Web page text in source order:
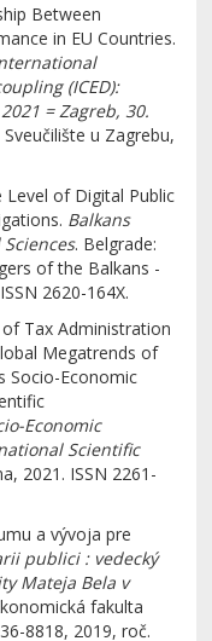
Between
in EU Countries.
(ICED):
= Zagreb, 30.
Sveučilište u Zagrebu,
Level of Digital Public
Balkans
. Belgrade:
of the Balkans -
2620-164X.
Tax Administration
Megatrends of
Socio-Economic
Economic
Scientific
2021. ISSN 2261-
a vývoja pre
publici : vedecký
Mateja Bela v
fakulta
8818, 2019, roč.